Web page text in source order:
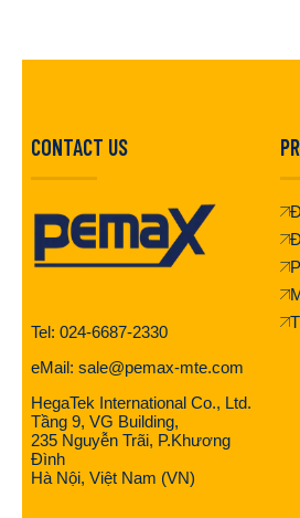
CONTACT US
Tel: 024-6687-2330
eMail: sale@pemax-mte.com
HegaTek International Co., Ltd.
Tầng 9, VG Building,
235 Nguyễn Trãi, P.Khương
Đình
Hà Nội, Việt Nam (VN)